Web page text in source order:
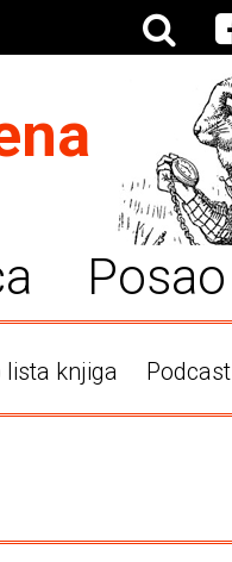
Posao
lista knjiga Podcast